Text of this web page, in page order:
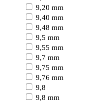
9,20 mm
9,40 mm
9,48 mm
9,5 mm
9,55 mm
9,7 mm
9,75 mm
9,76 mm
9,8
9,8 mm